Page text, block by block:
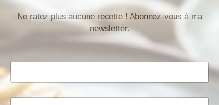
Ne ratez plus aucune recette ! Abonnez-vous à ma
newsletter.